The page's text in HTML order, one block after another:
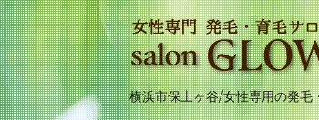
横浜市保土ヶ谷/女性専用の発